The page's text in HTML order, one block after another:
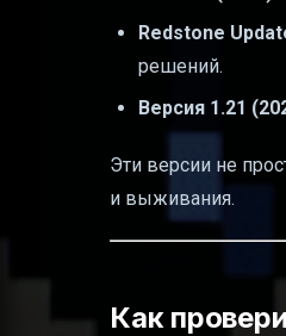
Redstone
решений.
Версия 1.21
Эти версии не
и выживания.
Как